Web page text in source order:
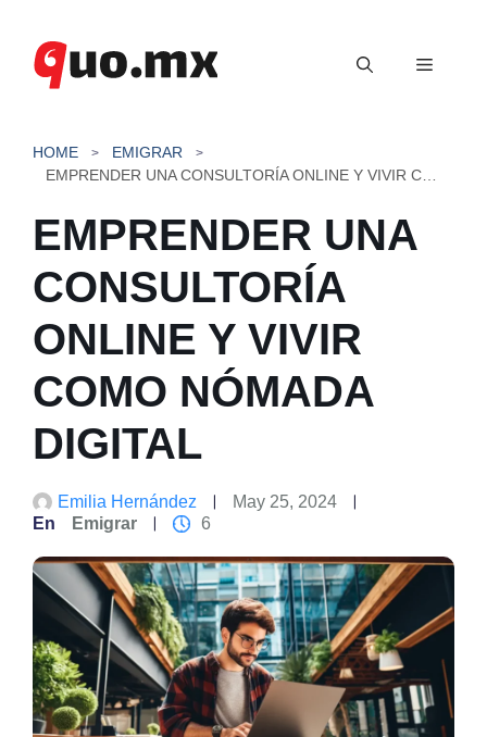
contenido
Menú
HOME
EMIGRAR
EMPRENDER UNA
CONSULTORÍA
ONLINE Y VIVIR
COMO NÓMADA
DIGITAL
Emilia Hernández
May 25, 2024
En
Emigrar 6